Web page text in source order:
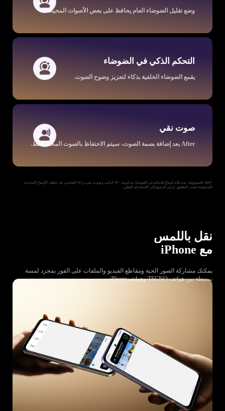
*إخلاء المسؤولية: ثمة ثلاثة أوضاع للتحكم في الضوضاء مدعومة: NC الذكي، وصوت نقي، وNC القياسي. قد تختلف الأوضاع المحددة
المدعومة حسب التطبيق. يُرجى الرجوع إلى الاستخدام الفعلي.
وضع تقليل الضوضاء العام يحافظ على بعض الأصوات المحيطة.
التحكم الذكي في الضوضاء
يقمع الضوضاء الخلفية بذكاء لتعزيز وضوح الصوت.
صوت نقي
After بعد إضافة بصمة الصوت، سيتم الاحتفاظ بالصوت المحدد فقط.
نقل باللمس
مع iPhone
يمكنك مشاركة الصور الحية ومقاطع الفيديو والملفات على الفور بمجرد لمسة
بسيطة بين هواتف TECNO وهواتف iPhone.